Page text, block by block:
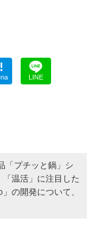
LINE
「プチッと鍋」シ
温活」に注目した
の開発について、